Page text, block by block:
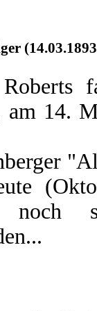
am 14.
noch